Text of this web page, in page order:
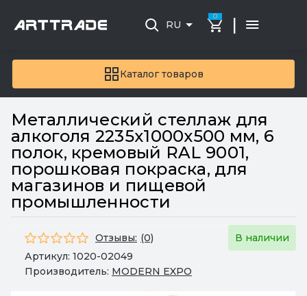
Каталог товаров
RU
0 |
Металлический стеллаж для
алкоголя 2235х1000х500 мм, 6
полок, кремовый RAL 9001,
порошковая покраска, для
магазинов и пищевой
промышленности
Отзывы: (0)
В наличии
Артикул: 1020-02049
Производитель: MODERN EXPO